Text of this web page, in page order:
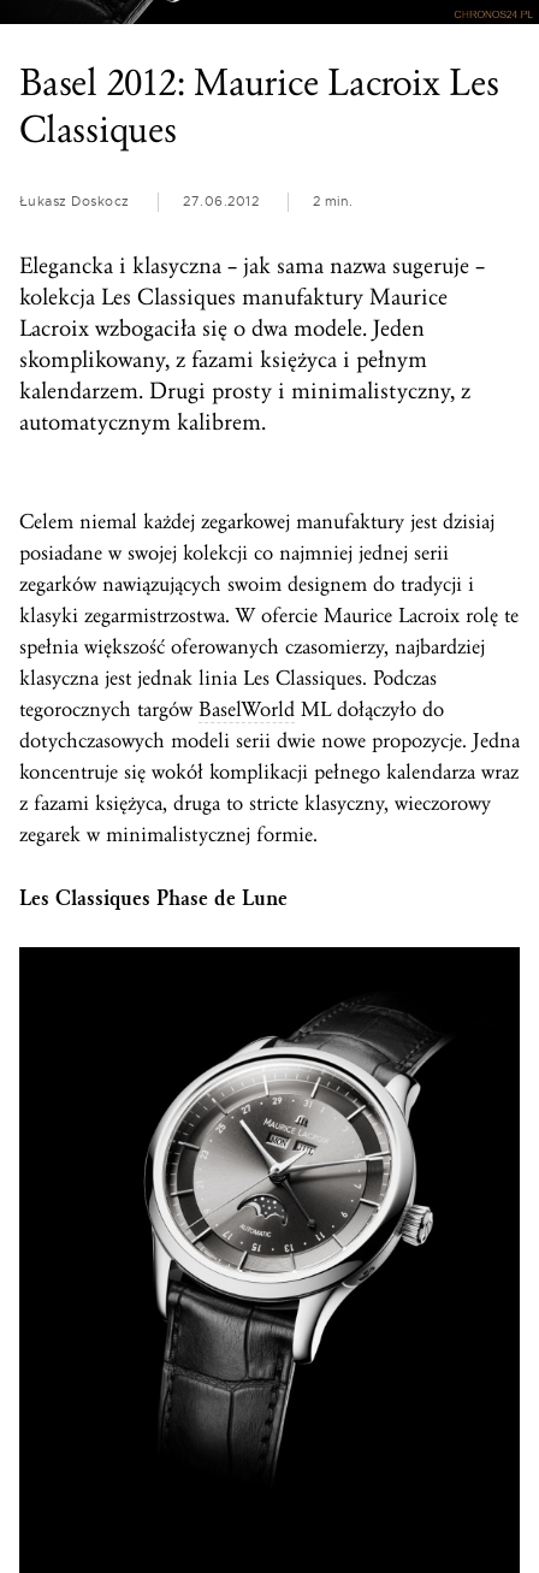
Basel 2012: Maurice Lacroix Les
Classiques
Łukasz Doskocz 27.06.2012 2 min.
Elegancka i klasyczna – jak sama nazwa sugeruje –
kolekcja Les Classiques manufaktury Maurice
Lacroix wzbogaciła się o dwa modele. Jeden
skomplikowany, z fazami księżyca i pełnym
kalendarzem. Drugi prosty i minimalistyczny, z
automatycznym kalibrem.
Celem niemal każdej zegarkowej manufaktury jest dzisiaj
posiadane w swojej kolekcji co najmniej jednej serii
zegarków nawiązujących swoim designem do tradycji i
klasyki zegarmistrzostwa. W ofercie Maurice Lacroix rolę te
spełnia większość oferowanych czasomierzy, najbardziej
klasyczna jest jednak linia Les Classiques. Podczas
tegorocznych targówBaselWorld ML dołączyło do
dotychczasowych modeli serii dwie nowe propozycje. Jedna
koncentruje się wokół komplikacji pełnego kalendarza wraz
z fazami księżyca, druga to stricte klasyczny, wieczorowy
zegarek w minimalistycznej formie.
Les Classiques Phase de Lune